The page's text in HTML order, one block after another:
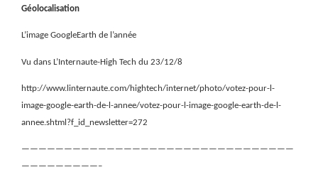
Géolocalisation
L’image GoogleEarth de l’année
Vu dans L’Internaute-High Tech du 23/12/8
http://www.linternaute.com/hightech/internet/photo/votez-pour-l-
image-google-earth-de-l-annee/votez-pour-l-image-google-earth-de-l-
annee.shtml?f_id_newsletter=272
————————————————————————————————
—————————–